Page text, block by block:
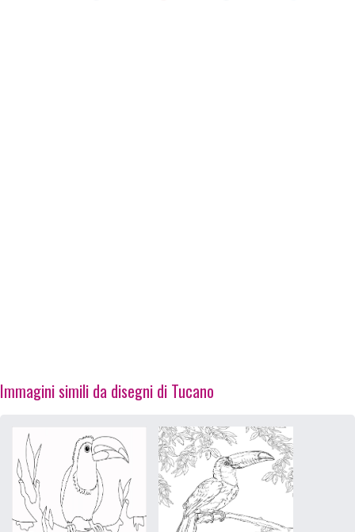
Immagini simili da disegni di Tucano